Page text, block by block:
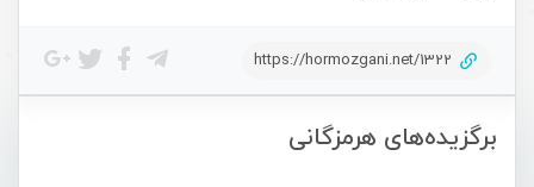
برگزیده‌های هرمزگانی
https://hormozgani.net/1322